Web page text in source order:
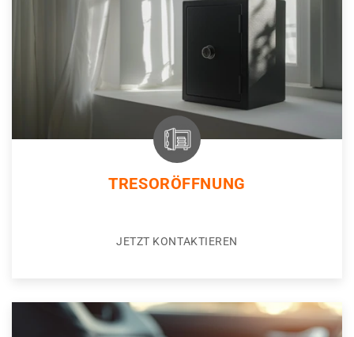
TRESORÖFFNUNG
JETZT KONTAKTIEREN